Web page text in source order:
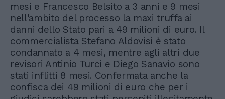
mesi e Francesco Belsito a 3 anni e 9 mesi
nell'ambito del processo la maxi truffa ai
danni dello Stato pari a 49 milioni di euro. Il
commercialista Stefano Aldovisi è stato
condannato a 4 mesi, mentre agli altri due
revisori Antinio Turci e Diego Sanavio sono
stati inflitti 8 mesi. Confermata anche la
confisca dei 49 milioni di euro che per i